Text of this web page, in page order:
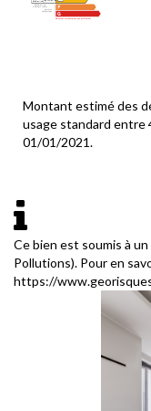
Montant estimé des
usage standard entre
01/01/2021.
Ce bien est soumis à
Pollutions). Pour en
https://